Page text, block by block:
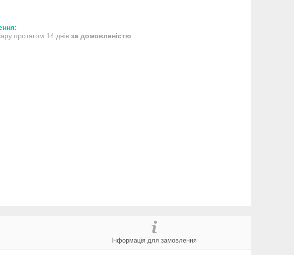
протягом 14 днів за домовленістю
Інформація для замовлення